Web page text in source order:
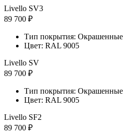
Livello SV3
89 700 ₽
Тип покрытия: Окрашенные
Цвет: RAL 9005
Livello SV
89 700 ₽
Тип покрытия: Окрашенные
Цвет: RAL 9005
Livello SF2
89 700 ₽